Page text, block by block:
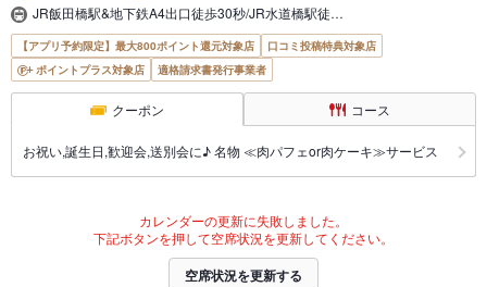
JR飯田橋駅&地下鉄A4出口徒歩30秒/JR水道橋駅徒…
【アプリ予約限定】最大800ポイント還元対象店
口コミ投稿特典対象店
ポイントプラス対象店
適格請求書発行事業者
クーポン コース
お祝い,誕生日,歓迎会,送別会に♪ 名物 ≪肉パフェor肉ケーキ≫サービス
カレンダーの更新に失敗しました。
下記ボタンを押して空席状況を更新してください。
空席状況を更新する